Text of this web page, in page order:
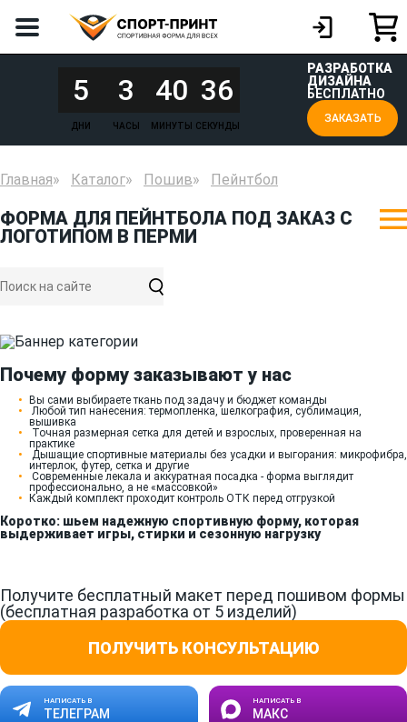
5
ДНИ
3
ЧАСЫ
40
МИНУТЫ
36
СЕКУНДЫ
РАЗРАБОТКА
ДИЗАЙНА
БЕСПЛАТНО
ЗАКАЗАТЬ
Главная Каталог Пошив Пейнтбол
ФОРМА ДЛЯ ПЕЙНТБОЛА ПОД ЗАКАЗ С
ЛОГОТИПОМ В ПЕРМИ
Почему форму заказывают у нас
Вы сами выбираете ткань под задачу и бюджет команды
Любой тип нанесения: термопленка, шелкография, сублимация,
вышивка
Точная размерная сетка для детей и взрослых, проверенная на
практике
Дышащие спортивные материалы без усадки и выгорания: микрофибра,
интерлок, футер, сетка и другие
Современные лекала и аккуратная посадка - форма выглядит
профессионально, а не «массовкой»
Каждый комплект проходит контроль ОТК перед отгрузкой
Коротко: шьем надежную спортивную форму, которая
выдерживает игры, стирки и сезонную нагрузку
Получите бесплатный макет перед пошивом формы
(бесплатная разработка от 5 изделий)
ПОЛУЧИТЬ КОНСУЛЬТАЦИЮ
НАПИСАТЬ В
ТЕЛЕГРАМ
НАПИСАТЬ В
МАКС